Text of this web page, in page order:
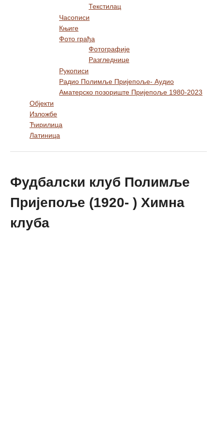
Текстилац
Часописи
Књиге
Фото грађа
Фотографије
Разгледнице
Рукописи
Радио Полимље Пријепоље- Аудио
Аматерско позориште Пријепоље 1980-2023
Објекти
Изложбе
Ћирилица
Латиница
Фудбалски клуб Полимље
Пријепоље (1920- ) Химна
клуба